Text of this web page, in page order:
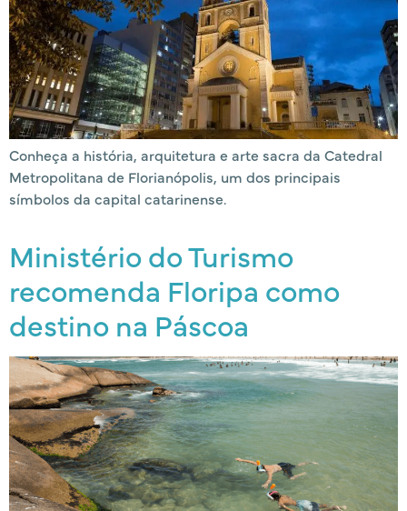
Conheça a história, arquitetura e arte sacra da Catedral
Metropolitana de Florianópolis, um dos principais
símbolos da capital catarinense.
Ministério do Turismo
recomenda Floripa como
destino na Páscoa